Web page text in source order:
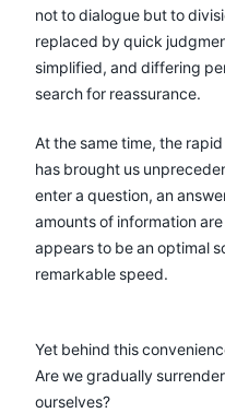
not to dialogue but to
replaced by quick
simplified, and differing
search for reassurance.
At the same time, the
has brought us
enter a question, an
amounts of information
appears to be an optimal
remarkable speed.
Yet behind this
Are we gradually
ourselves?